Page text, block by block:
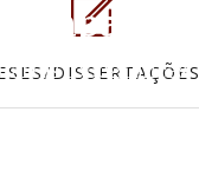
DISSERTAÇÕES
Mapas e
topográficas